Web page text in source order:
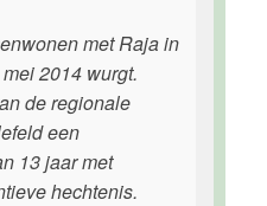
met Raja in
2014 wurgt.
de regionale
een
13 jaar met
hechtenis.